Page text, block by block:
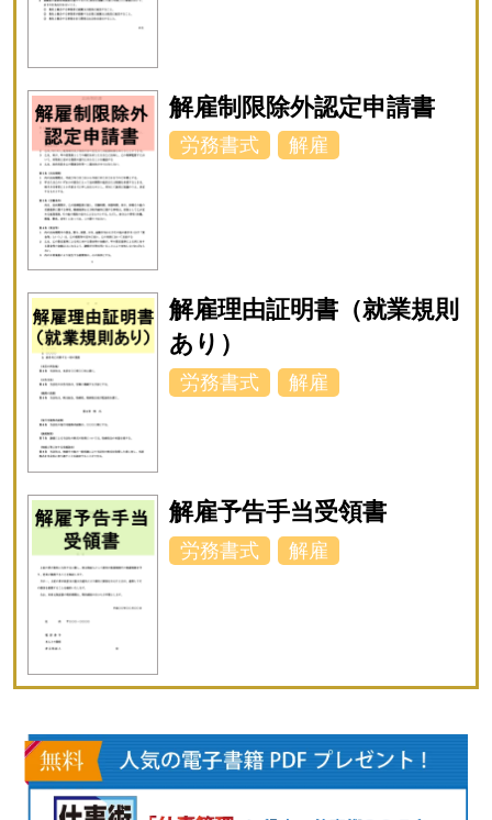
解雇制限除外認定申請書
労務書式 解雇
解雇理由証明書（就業規則
あり）
労務書式 解雇
解雇予告手当受領書
労務書式 解雇